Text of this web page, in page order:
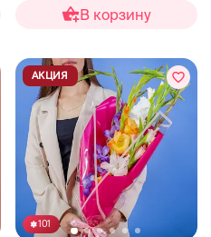
В корзину
101
АКЦИЯ